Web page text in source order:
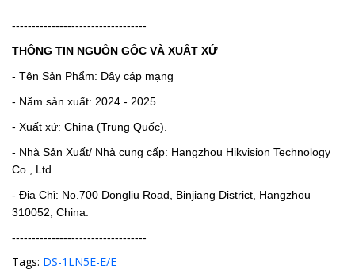
----------------------------------
THÔNG TIN NGUỒN GỐC VÀ XUẤT XỨ
- Tên Sản Phẩm: Dây cáp mạng
- Năm sản xuất: 2024 - 2025.
- Xuất xứ: China (Trung Quốc).
- Nhà Sản Xuất/ Nhà cung cấp: Hangzhou Hikvision Technology
Co., Ltd .
- Địa Chỉ: No.700 Dongliu Road, Binjiang District, Hangzhou
310052, China.
----------------------------------
Tags: DS-1LN5E-E/E